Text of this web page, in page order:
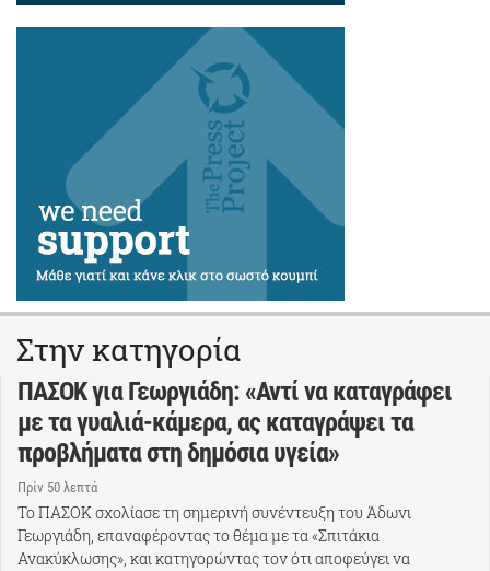
Στην κατηγορία
ΠΑΣΟΚ για Γεωργιάδη: «Αντί να καταγράφει
με τα γυαλιά-κάμερα, ας καταγράψει τα
προβλήματα στη δημόσια υγεία»
Πρίν 50 λεπτά
Το ΠΑΣΟΚ σχολίασε τη σημερινή συνέντευξη του Άδωνι
Γεωργιάδη, επαναφέροντας το θέμα με τα «Σπιτάκια
Ανακύκλωσης», και κατηγορώντας τον ότι αποφεύγει να